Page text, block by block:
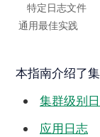
特定日志文件
通用最佳实践
本指南介绍了
集群级别
应用日志